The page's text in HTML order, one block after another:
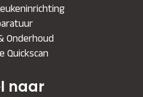
Onderhoud
Quickscan
naar